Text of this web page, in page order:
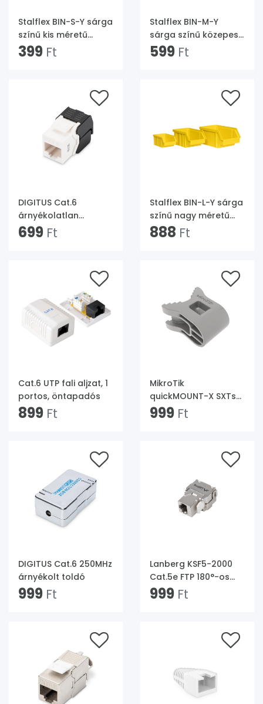
Stalflex BIN-S-Y sárga
színű kis méretű
tárolódoboz
399 Ft
Stalflex BIN-M-Y
sárga színű közepes
méretű tárolódoboz
599 Ft
DIGITUS Cat.6
árnyékolatlan
szerszám nélkül
699 Ft
Stalflex BIN-L-Y sárga
színű nagy méretű
tárolódoboz
888 Ft
Cat.6 UTP fali aljzat, 1
portos, öntapadós
899 Ft
MikroTik
quickMOUNT-X SXTsq
szériás termékekhez
999 Ft
DIGITUS Cat.6 250MHz
árnyékolt toldó
999 Ft
Lanberg KSF5-2000
Cat.5e FTP 180°-os
szerszám nélkül
999 Ft